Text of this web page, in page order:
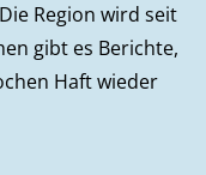
Region wird seit
gibt es Berichte,
Haft wieder